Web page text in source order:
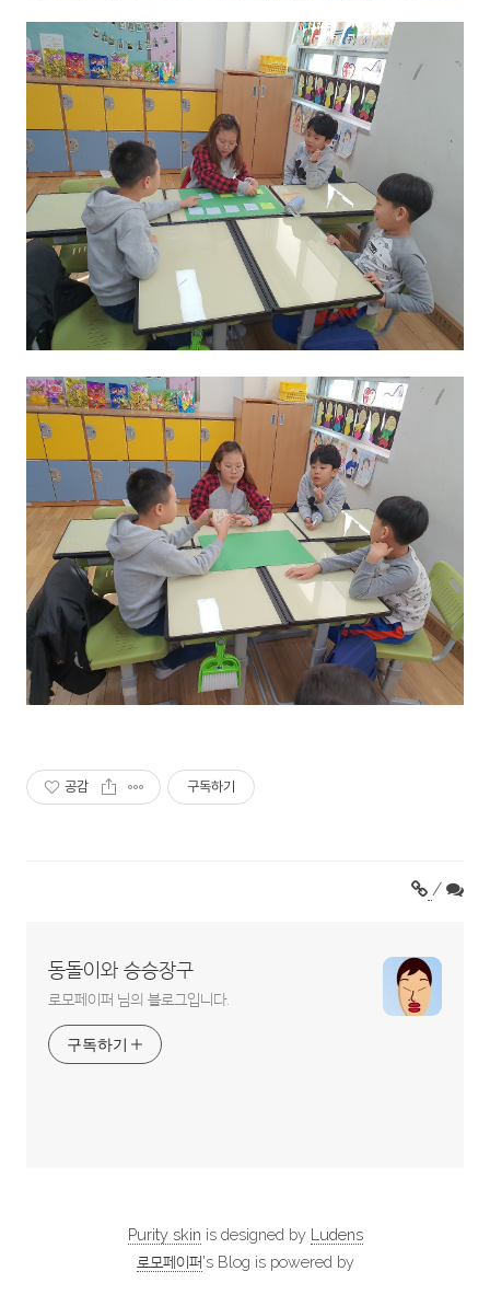
공감 구독하기
/
동돌이와 승승장구
로모페이퍼 님의 블로그입니다.
구독하기
Purity skin is designed by Ludens
로모페이퍼's Blog is powered by